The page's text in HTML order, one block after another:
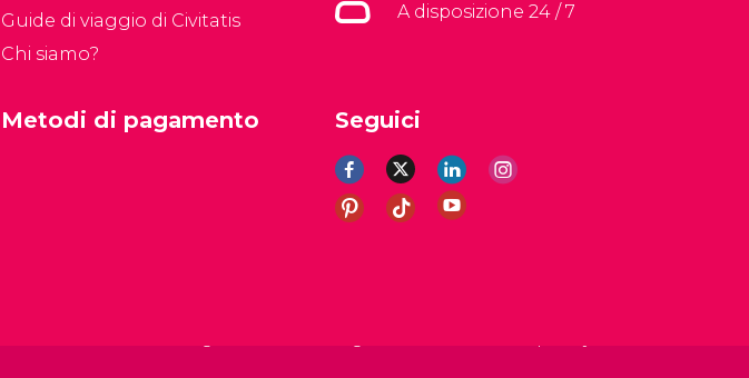
Guide di viaggio di Civitatis
Chi siamo?
A disposizione 24 / 7
Seguici
Metodi di pagamento